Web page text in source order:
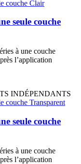
seule couche
à une couche
l’application
INDÉPENDANTS
seule couche
à une couche
l’application